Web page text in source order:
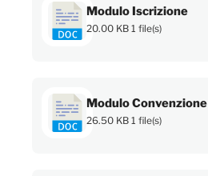
Modulo Iscrizione
20.00 KB 1 file(s)
Modulo Convenzione
26.50 KB 1 file(s)